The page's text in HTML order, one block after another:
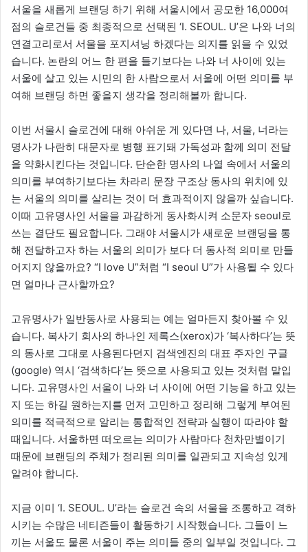
서울을 새롭게 브랜딩 하기 위해 서울시에서 공모한 16,000여
점의 슬로건들 중 최종적으로 선택된 ‘I. SEOUL. U’은 나와 너의
연결고리로서 서울을 포지셔닝 하겠다는 의지를 읽을 수 있었
습니다. 논란의 어느 한 편을 들기보다는 나와 너 사이에 있는
서울에 살고 있는 시민의 한 사람으로서 서울에 어떤 의미를 부
여해 브랜딩 하면 좋을지 생각을 정리해볼까 합니다.
이번 서울시 슬로건에 대해 아쉬운 게 있다면 나, 서울, 너라는
명사가 나란히 대문자로 병행 표기돼 가독성과 함께 의미 전달
을 약화시킨다는 것입니다. 단순한 명사의 나열 속에서 서울의
의미를 부여하기보다는 차라리 문장 구조상 동사의 위치에 있
는 서울의 의미를 살리는 것이 더 효과적이지 않을까 싶습니다.
이때 고유명사인 서울을 과감하게 동사화시켜 소문자 seoul로
쓰는 결단도 필요합니다. 그래야 서울시가 새로운 브랜딩을 통
해 전달하고자 하는 서울의 의미가 보다 더 동사적 의미로 만들
어지지 않을까요? “I love U”처럼 “I seoul U”가 사용될 수 있다
면 얼마나 근사할까요?
고유명사가 일반동사로 사용되는 예는 얼마든지 찾아볼 수 있
습니다. 복사기 회사의 하나인 제록스(xerox)가 ‘복사하다’는 뜻
의 동사로 그대로 사용된다던지 검색엔진의 대표 주자인 구글
(google) 역시 ‘검색하다’는 뜻으로 사용되고 있는 것처럼 말입
니다. 고유명사인 서울이 나와 너 사이에 어떤 기능을 하고 있는
지 또는 하길 원하는지를 먼저 고민하고 정리해 그렇게 부여된
의미를 적극적으로 알리는 통합적인 전략과 실행이 따라야 할
때입니다. 서울하면 떠오르는 의미가 사람마다 천차만별이기
때문에 브랜딩의 주체가 정리된 의미를 일관되고 지속성 있게
알려야 합니다.
지금 이미 ‘I. SEOUL. U’라는 슬로건 속의 서울을 조롱하고 격하
시키는 수많은 네티즌들이 활동하기 시작했습니다. 그들이 느
끼는 서울도 물론 서울이 주는 의미들 중의 일부일 것입니다. 그